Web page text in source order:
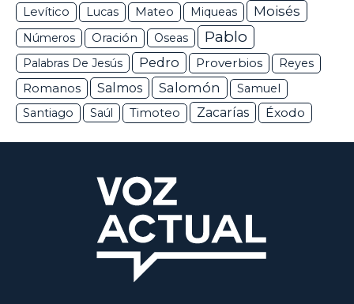
Levítico
Lucas Mateo Miqueas Moisés
Números Oración Oseas Pablo
Palabras De Jesús Pedro Proverbios Reyes
Romanos Salmos Salomón
Samuel
Santiago
Saúl Timoteo Zacarías Éxodo